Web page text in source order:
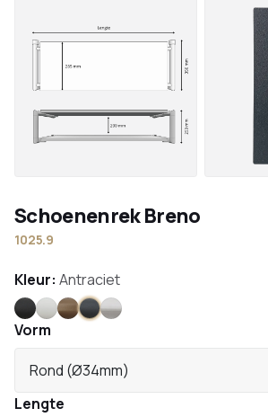
Schoenenrek Breno
1025.9
Kleur: Antraciet
Zwart
WitBronsAntraciet
RVS
Vorm
Rond (Ø34mm)
Lengte